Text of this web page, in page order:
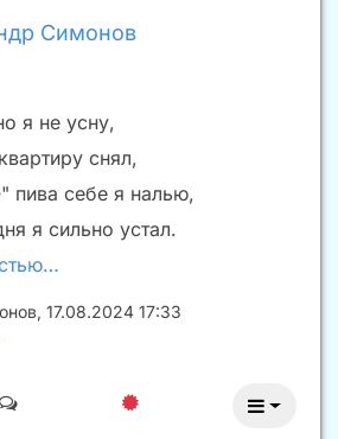
Симонов
я не усну,
снял,
себе я налью,
я сильно устал.
, 17.08.2024 17:33